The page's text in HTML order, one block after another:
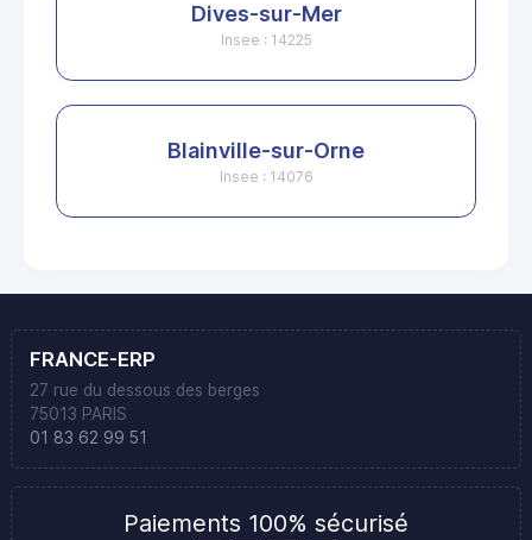
Dives-sur-Mer
Insee : 14225
Blainville-sur-Orne
Insee : 14076
FRANCE-ERP
27 rue du dessous des berges
75013 PARIS
01 83 62 99 51
Paiements 100% sécurisé